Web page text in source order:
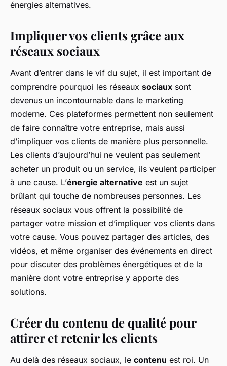
énergies alternatives.
Impliquer vos clients grâce aux
réseaux sociaux
Avant d’entrer dans le vif du sujet, il est important de
comprendre pourquoi les réseaux sociaux sont
devenus un incontournable dans le marketing
moderne. Ces plateformes permettent non seulement
de faire connaître votre entreprise, mais aussi
d’impliquer vos clients de manière plus personnelle.
Les clients d’aujourd’hui ne veulent pas seulement
acheter un produit ou un service, ils veulent participer
à une cause. L’énergie alternative est un sujet
brûlant qui touche de nombreuses personnes. Les
réseaux sociaux vous offrent la possibilité de
partager votre mission et d’impliquer vos clients dans
votre cause. Vous pouvez partager des articles, des
vidéos, et même organiser des événements en direct
pour discuter des problèmes énergétiques et de la
manière dont votre entreprise y apporte des
solutions.
Créer du contenu de qualité pour
attirer et retenir les clients
Au delà des réseaux sociaux, le contenu est roi. Un